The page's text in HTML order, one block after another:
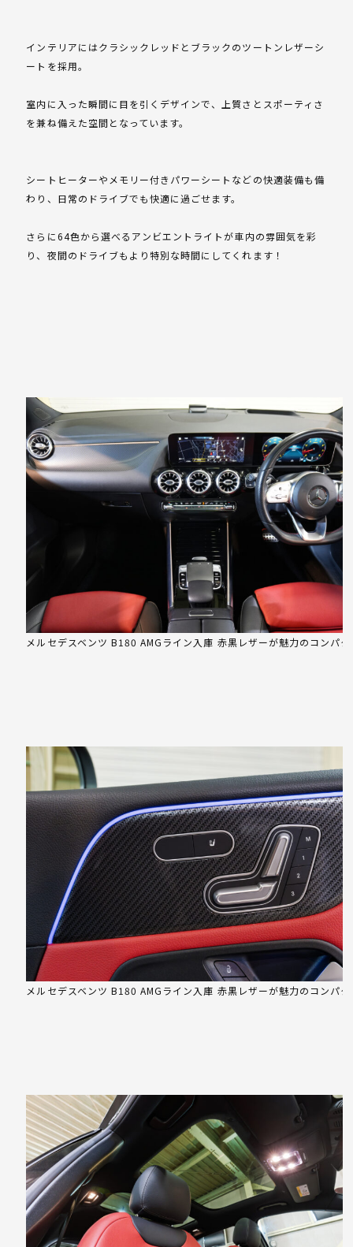
インテリアにはクラシックレッドとブラックのツートンレザーシ
ートを採用。
室内に入った瞬間に目を引くデザインで、上質さとスポーティさ
を兼ね備えた空間となっています。
シートヒーターやメモリー付きパワーシートなどの快適装備も備
わり、日常のドライブでも快適に過ごせます。
さらに64色から選べるアンビエントライトが車内の雰囲気を彩
り、夜間のドライブもより特別な時間にしてくれます！
メルセデスベンツ B180 AMGライン入庫 赤黒レザーが魅力のコンパ
メルセデスベンツ B180 AMGライン入庫 赤黒レザーが魅力のコンパ